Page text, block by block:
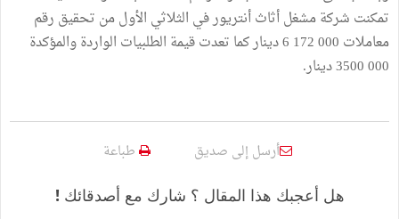
تمكنت شركة مشغل أثاث أنتريور في الثلاثي الأول من تحقيق رقم
معاملات 000 172 6 دينار كما تعدت قيمة الطلبيات الواردة والمؤكدة
000 3500 دينار.
أرسل إلى صديق طباعة
هل أعجبك هذا المقال ؟ شارك مع أصدقائك !